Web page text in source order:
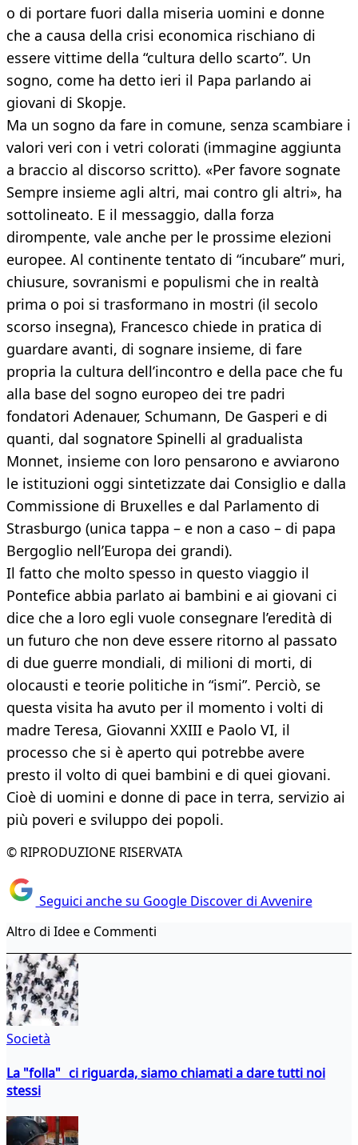
o di portare fuori dalla miseria uomini e donne
che a causa della crisi economica rischiano di
essere vittime della “cultura dello scarto”. Un
sogno, come ha detto ieri il Papa parlando ai
giovani di Skopje.
Ma un sogno da fare in comune, senza scambiare i
valori veri con i vetri colorati (immagine aggiunta
a braccio al discorso scritto). «Per favore sognate
Sempre insieme agli altri, mai contro gli altri», ha
sottolineato. E il messaggio, dalla forza
dirompente, vale anche per le prossime elezioni
europee. Al continente tentato di “incubare” muri,
chiusure, sovranismi e populismi che in realtà
prima o poi si trasformano in mostri (il secolo
scorso insegna), Francesco chiede in pratica di
guardare avanti, di sognare insieme, di fare
propria la cultura dell’incontro e della pace che fu
alla base del sogno europeo dei tre padri
fondatori Adenauer, Schumann, De Gasperi e di
quanti, dal sognatore Spinelli al gradualista
Monnet, insieme con loro pensarono e avviarono
le istituzioni oggi sintetizzate dai Consiglio e dalla
Commissione di Bruxelles e dal Parlamento di
Strasburgo (unica tappa – e non a caso – di papa
Bergoglio nell’Europa dei grandi).
Il fatto che molto spesso in questo viaggio il
Pontefice abbia parlato ai bambini e ai giovani ci
dice che a loro egli vuole consegnare l’eredità di
un futuro che non deve essere ritorno al passato
di due guerre mondiali, di milioni di morti, di
olocausti e teorie politiche in “ismi”. Perciò, se
questa visita ha avuto per il momento i volti di
madre Teresa, Giovanni XXIII e Paolo VI, il
processo che si è aperto qui potrebbe avere
presto il volto di quei bambini e di quei giovani.
Cioè di uomini e donne di pace in terra, servizio ai
più poveri e sviluppo dei popoli.
© RIPRODUZIONE RISERVATA
Seguici anche su Google Discover di Avvenire
Altro di Idee e Commenti
Società
La "folla" ci riguarda, siamo chiamati a dare tutti noi
stessi